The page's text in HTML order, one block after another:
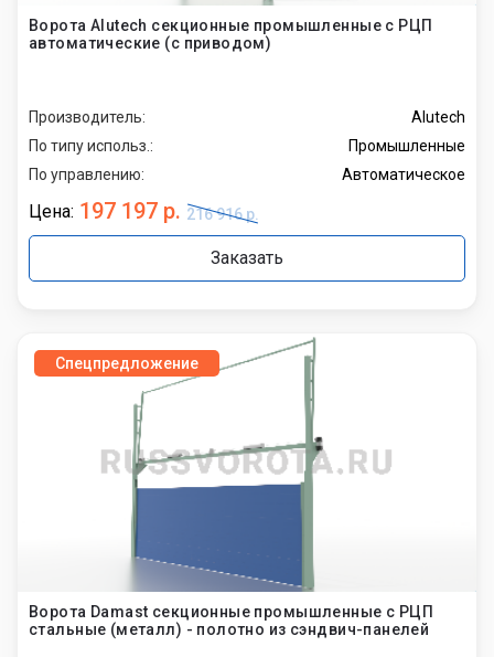
Ворота Alutech секционные промышленные с РЦП
автоматические (с приводом)
Производитель:
Alutech
По типу использ.:
Промышленные
По управлению:
Автоматическое
Цена: 197 197 р. 216 916 р.
Заказать
Спецпредложение
Ворота Damast секционные промышленные с РЦП
стальные (металл) - полотно из сэндвич-панелей